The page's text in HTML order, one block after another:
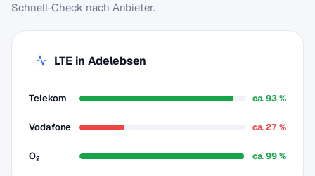
Schnell-Check nach Anbieter.
LTE in Adelebsen
Telekom ca. 93 %
Vodafone ca. 27 %
O₂ ca. 99 %